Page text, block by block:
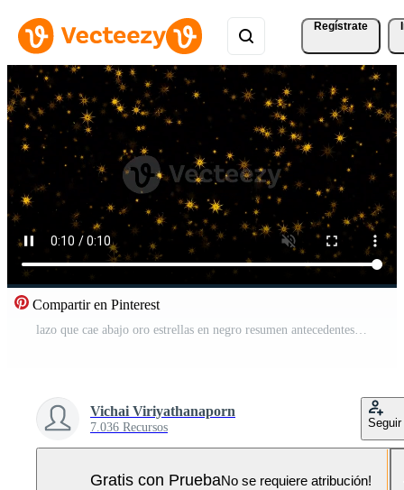
Regístrate
Compartir en Pinterest
lazo que cae abajo oro estrellas en negro resumen antecedentes Vídeo Pro
Vichai Viriyathanaporn
7.036 Recursos Seguir
Gratis con PruebaNo se requiere atribución!